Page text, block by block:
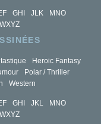
GHI JLK
MNO
WXYZ
Heroic Fantasy
Polar / Thriller
Western
GHI JKL
MNO
WXYZ